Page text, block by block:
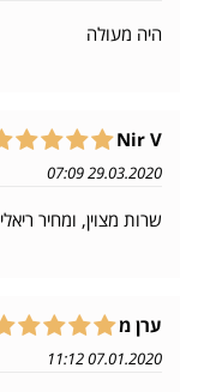
היה מעולה
Nir V
29.03.2020 07:09
שרות מצוין, ומחיר ריאלי
ערן מ
07.01.2020 11:12